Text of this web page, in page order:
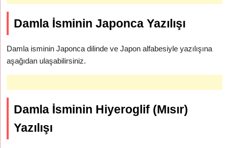
Damla İsminin Japonca Yazılışı
Damla isminin Japonca dilinde ve Japon alfabesiyle yazılışına
aşağıdan ulaşabilirsiniz.
Damla İsminin Hiyeroglif (Mısır)
Yazılışı